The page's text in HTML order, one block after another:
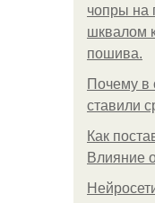
чопры на
шквалом
пошива.
Почему в
ставили
Как
Влияние